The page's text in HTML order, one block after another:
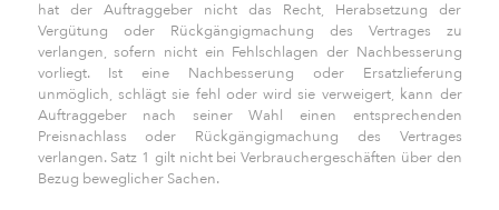
hat der Auftraggeber nicht das Recht, Herabsetzung der
Vergütung oder Rückgängigmachung des Vertrages zu
verlangen, sofern nicht ein Fehlschlagen der Nachbesserung
vorliegt. Ist eine Nachbesserung oder Ersatzlieferung
unmöglich, schlägt sie fehl oder wird sie verweigert, kann der
Auftraggeber nach seiner Wahl einen entsprechenden
Preisnachlass oder Rückgängigmachung des Vertrages
verlangen. Satz 1 gilt nicht bei Verbrauchergeschäften über den
Bezug beweglicher Sachen.